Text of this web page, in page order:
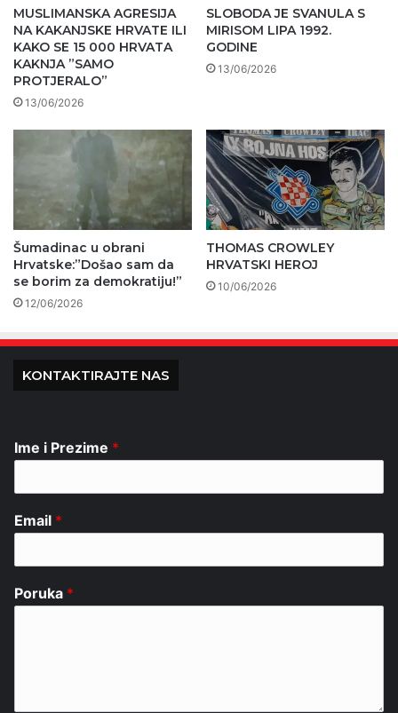
MUSLIMANSKA AGRESIJA
NA KAKANJSKE HRVATE ILI
KAKO SE 15 000 HRVATA
KAKNJA ”SAMO
PROTJERALO”
13/06/2026
SLOBODA JE SVANULA S
MIRISOM LIPA 1992.
GODINE
13/06/2026
Šumadinac u obrani
Hrvatske:”Došao sam da
se borim za demokratiju!”
12/06/2026
THOMAS CROWLEY
HRVATSKI HEROJ
10/06/2026
KONTAKTIRAJTE NAS
Ime i Prezime *
Email *
Poruka *